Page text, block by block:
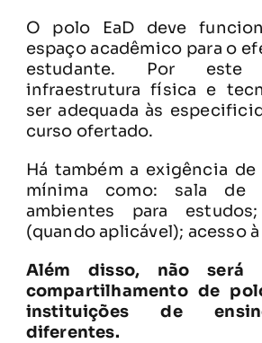
O polo EaD deve
espaço acadêmico para o
estudante. Por
infraestrutura física e
ser adequada às
curso ofertado.
Há também a exigência
mínima como: sala de
ambientes para
(quando aplicável); acesso
Além disso, não será
compartilhamento de
instituições de
diferentes.